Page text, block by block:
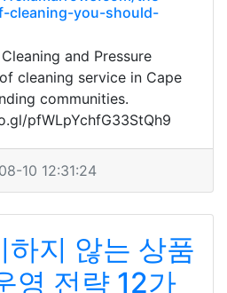
cleaning-you-should-
and Pressure
cleaning service in Cape
communities.
pfWLpYchfG33StQh9
10 12:31:24
하지 않는 상품
영 전략 12가